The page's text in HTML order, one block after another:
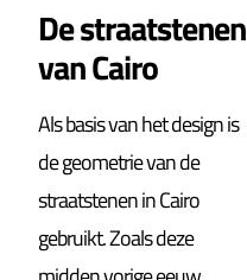
De straatstenen
van Cairo
Als basis van het design is
de geometrie van de
straatstenen in Cairo
gebruikt. Zoals deze